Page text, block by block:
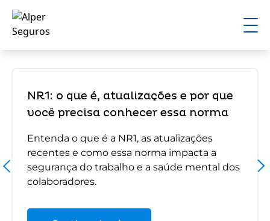
NR1: o que é, atualizações e por que
você precisa conhecer essa norma
Entenda o que é a NR1, as atualizações
recentes e como essa norma impacta a
segurança do trabalho e a saúde mental dos
colaboradores.